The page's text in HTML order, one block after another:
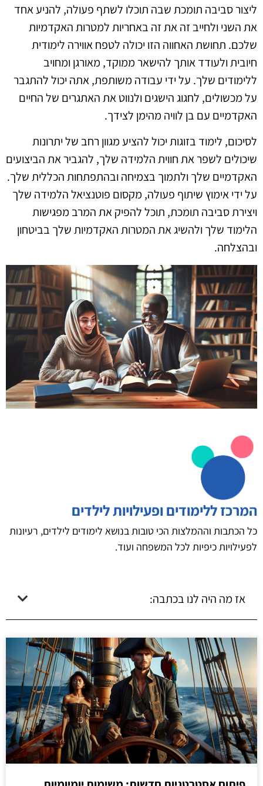
ליצור סביבה תומכת שבה תוכלו לשתף פעולה, להניע אחד
את השני ולחייב זה את זה באחריות למטרות האקדמיות
שלכם. תחושת האחווה הזו יכולה לטפח אווירה לימודית
חיובית ולעודד אותך להישאר ממוקד, מאורגן ומחויב
ללימודים שלך. על ידי עבודה משותפת, אתה יכול להתגבר
על מכשולים, לחגוג הישגים ולנווט את האתגרים של החיים
האקדמיים עם בן לוויה מהימן לצידך.
לסיכום, לימוד בזוגות יכול להציע מגוון רחב של יתרונות
שיכולים לשפר את חווית הלמידה שלך, להגביר את הביצועים
האקדמיים שלך ולתמוך בצמיחה ובהתפתחות הכללית שלך.
על ידי אימוץ שיתוף פעולה, מקסום פוטנציאל הלמידה שלך
ויצירת סביבה תומכת, תוכל להפיק את המרב מפגישות
הלימוד שלך ולהשיג את המטרות האקדמיות שלך בביטחון
ובהצלחה.
המרכז ללימודים ופעילויות לילדים
כל הכתבות וההמלצות הכי טובות בנושא לימודים לילדים, רעיונות
לפעילויות כיפיות לכל המשפחה ועוד.
אז מה היה לנו בכתבה: